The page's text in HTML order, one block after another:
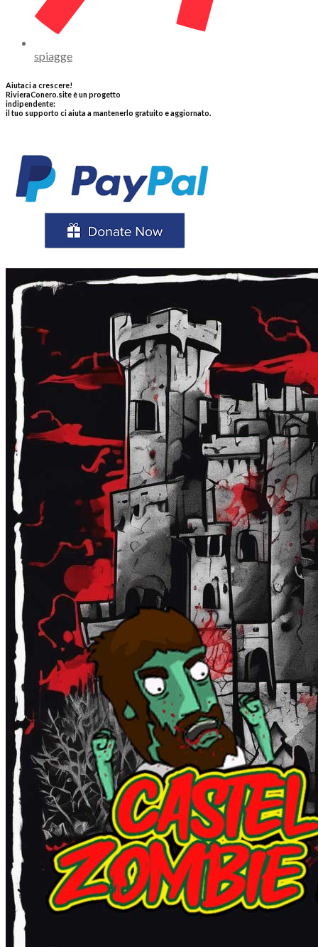
spiagge
Aiutaci a crescere!
RivieraConero.site è un progetto
indipendente:
il tuo supporto ci aiuta a mantenerlo gratuito e aggiornato.